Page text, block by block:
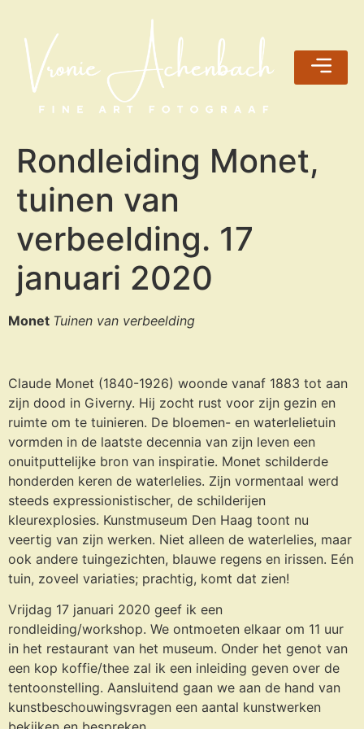
Rondleiding Monet,
tuinen van
verbeelding. 17
januari 2020
Monet Tuinen van verbeelding
Claude Monet (1840-1926) woonde vanaf 1883 tot aan
zijn dood in Giverny. Hij zocht rust voor zijn gezin en
ruimte om te tuinieren. De bloemen- en waterlelietuin
vormden in de laatste decennia van zijn leven een
onuitputtelijke bron van inspiratie. Monet schilderde
honderden keren de waterlelies. Zijn vormentaal werd
steeds expressionistischer, de schilderijen
kleurexplosies. Kunstmuseum Den Haag toont nu
veertig van zijn werken. Niet alleen de waterlelies, maar
ook andere tuingezichten, blauwe regens en irissen. Eén
tuin, zoveel variaties; prachtig, komt dat zien!
Vrijdag 17 januari 2020 geef ik een
rondleiding/workshop. We ontmoeten elkaar om 11 uur
in het restaurant van het museum. Onder het genot van
een kop koffie/thee zal ik een inleiding geven over de
tentoonstelling. Aansluitend gaan we aan de hand van
kunstbeschouwingsvragen een aantal kunstwerken